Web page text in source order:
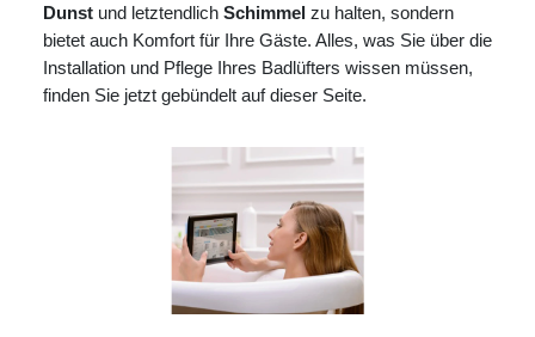
Dunst und letztendlich Schimmel zu halten, sondern
bietet auch Komfort für Ihre Gäste. Alles, was Sie über die
Installation und Pflege Ihres Badlüfters wissen müssen,
finden Sie jetzt gebündelt auf dieser Seite.